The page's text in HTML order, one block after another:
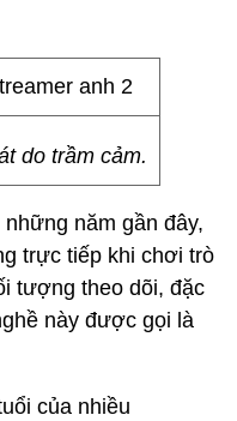
do trầm cảm.
năm gần đây,
trực tiếp khi chơi trò
tượng theo dõi, đặc
này được gọi là
của nhiều